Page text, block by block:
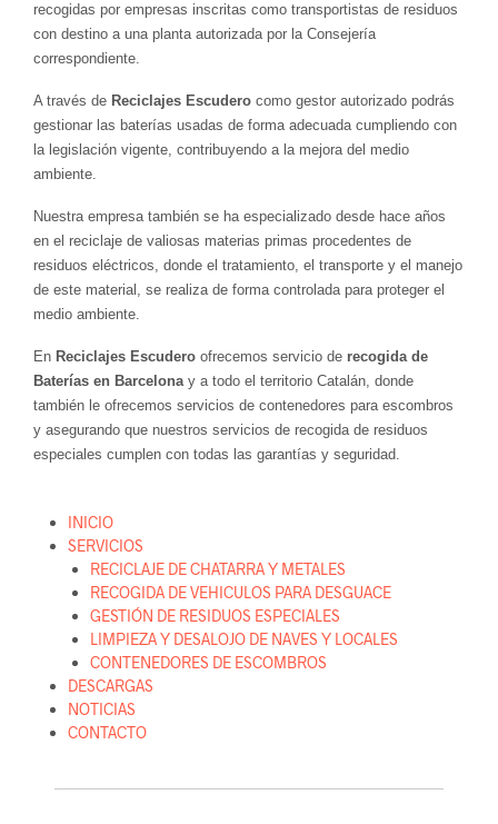
recogidas por empresas inscritas como transportistas de residuos
con destino a una planta autorizada por la Consejería
correspondiente.
A través de Reciclajes Escudero como gestor autorizado podrás
gestionar las baterías usadas de forma adecuada cumpliendo con
la legislación vigente, contribuyendo a la mejora del medio
ambiente.
Nuestra empresa también se ha especializado desde hace años
en el reciclaje de valiosas materias primas procedentes de
residuos eléctricos, donde el tratamiento, el transporte y el manejo
de este material, se realiza de forma controlada para proteger el
medio ambiente.
En Reciclajes Escudero ofrecemos servicio de recogida de
Baterías en Barcelonay a todo el territorio Catalán, donde
también le ofrecemos servicios de contenedores para escombros
y asegurando que nuestros servicios de recogida de residuos
especiales cumplen con todas las garantías y seguridad.
INICIO
SERVICIOS
RECICLAJE DE CHATARRA Y METALES
RECOGIDA DE VEHICULOS PARA DESGUACE
GESTIÓN DE RESIDUOS ESPECIALES
LIMPIEZA Y DESALOJO DE NAVES Y LOCALES
CONTENEDORES DE ESCOMBROS
DESCARGAS
NOTICIAS
CONTACTO